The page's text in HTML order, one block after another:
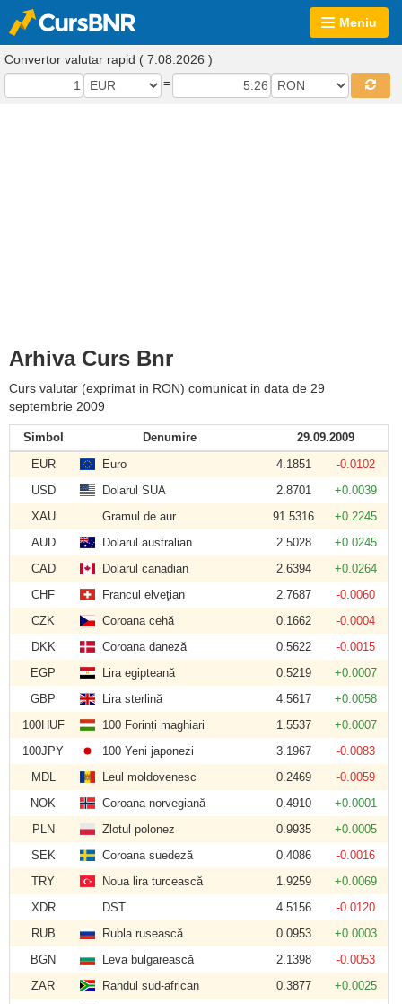
Meniu
Convertor valutar rapid ( 7.08.2026 )
=
Arhiva Curs Bnr
Curs valutar (exprimat in RON) comunicat in data de 29
septembrie 2009
Simbol Denumire
29.09.2009
EUR
Euro 4.1851
-0.0102
USD
Dolarul SUA 2.8701
+0.0039
XAU
Gramul de aur 91.5316
+0.2245
AUD
Dolarul australian 2.5028
+0.0245
CAD
Dolarul canadian 2.6394
+0.0264
CHF
Francul elveţian 2.7687
-0.0060
CZK
Coroana cehă 0.1662
-0.0004
DKK
Coroana daneză 0.5622
-0.0015
EGP
Lira egipteană 0.5219
+0.0007
GBP
Lira sterlină 4.5617
+0.0058
100HUF
100 Forinți maghiari 1.5537
+0.0007
100JPY
100 Yeni japonezi 3.1967
-0.0083
MDL
Leul moldovenesc 0.2469
-0.0059
NOK
Coroana norvegiană 0.4910
+0.0001
PLN
Zlotul polonez 0.9935
+0.0005
SEK
Coroana suedeză 0.4086
-0.0016
TRY
Noua lira turcească 1.9259
+0.0069
XDR
DST 4.5156
-0.0120
RUB
Rubla rusească 0.0953
+0.0003
BGN
Leva bulgarească 2.1398
-0.0053
ZAR
Randul sud-african 0.3877
+0.0025